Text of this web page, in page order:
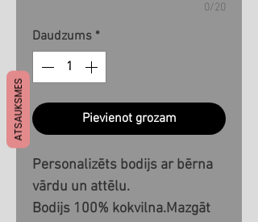
0/20
Daudzums *
Pievienot grozam
Personalizēts bodijs ar bērna
vārdu un attēlu.
Bodijs 100% kokvilna.Mazgāt
ATSAUKSMES